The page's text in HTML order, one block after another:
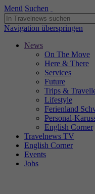
Menü Suchen
Navigation überspringen
News
On The Move
Here & There
Services
Future
Trips &
Lifestyle
Ferienland
Personal-
English Corner
Travelnews TV
English Corner
Events
Jobs